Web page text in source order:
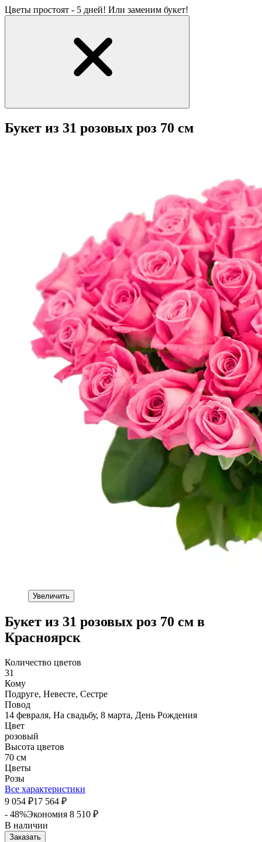
Цветы простоят - 5 дней! Или заменим букет!
Букет из 31 розовых роз 70 см
Увеличить
Букет из 31 розовых роз 70 см в
Красноярск
Количество цветов
31
Кому
Подруге, Невесте, Сестре
Повод
14 февраля, На свадьбу, 8 марта, День Рождения
Цвет
розовый
Высота цветов
70 см
Цветы
Розы
Все характеристики
9 054 ₽17 564 ₽
- 48%Экономия 8 510 ₽
В наличии
Заказать